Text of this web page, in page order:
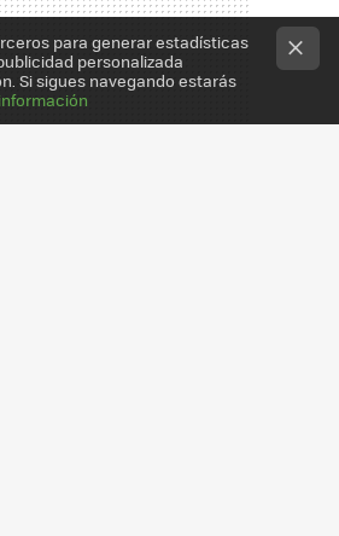
para generar estadísticas
personalizada
Si sigues navegando estarás